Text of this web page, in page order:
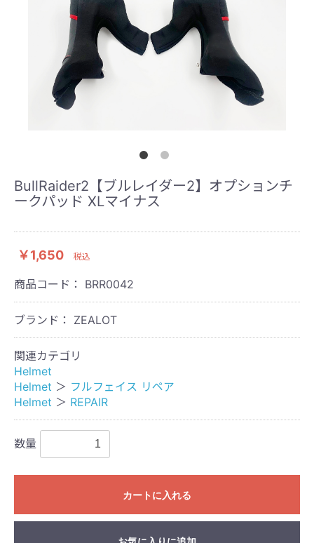
BullRaider2【ブルレイダー2】オプションチ
ークパッド XLマイナス
￥1,650 税込
商品コード： BRR0042
ブランド： ZEALOT
関連カテゴリ
Helmet
Helmet ＞ フルフェイス リペア
Helmet ＞ REPAIR
数量
カートに入れる